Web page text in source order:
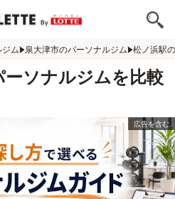
ム 泉大津市のパーソナルジム 松ノ浜駅
ソナルジムを比較